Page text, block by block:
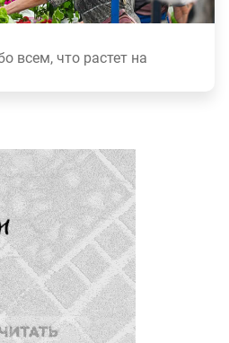
всем, что растет на